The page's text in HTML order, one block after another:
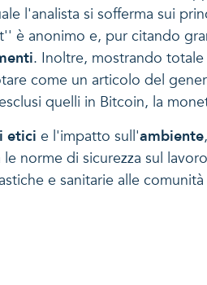
l'analista si sofferma sui
è anonimo e, pur citando
. Inoltre, mostrando
come un articolo del
quelli in Bitcoin, la
etici e l'impatto sull'ambiente
norme di sicurezza sul
e sanitarie alle